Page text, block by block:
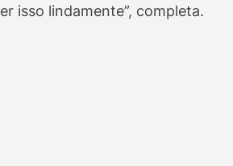
isso lindamente”, completa.